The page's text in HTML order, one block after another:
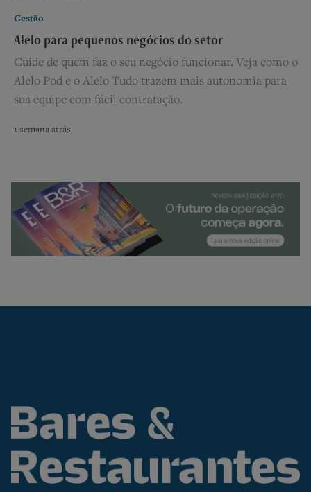
Gestão
Alelo para pequenos negócios do setor
Cuide de quem faz o seu negócio funcionar. Veja como o
Alelo Pod e o Alelo Tudo trazem mais autonomia para
sua equipe com fácil contratação.
1 semana atrás